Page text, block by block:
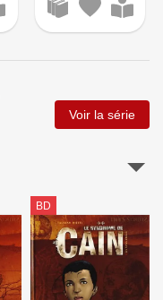
Voir la série
BD